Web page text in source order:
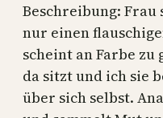
Beschreibung:
nur einen
scheint an Farbe zu
da sitzt und ich sie
über sich selbst.